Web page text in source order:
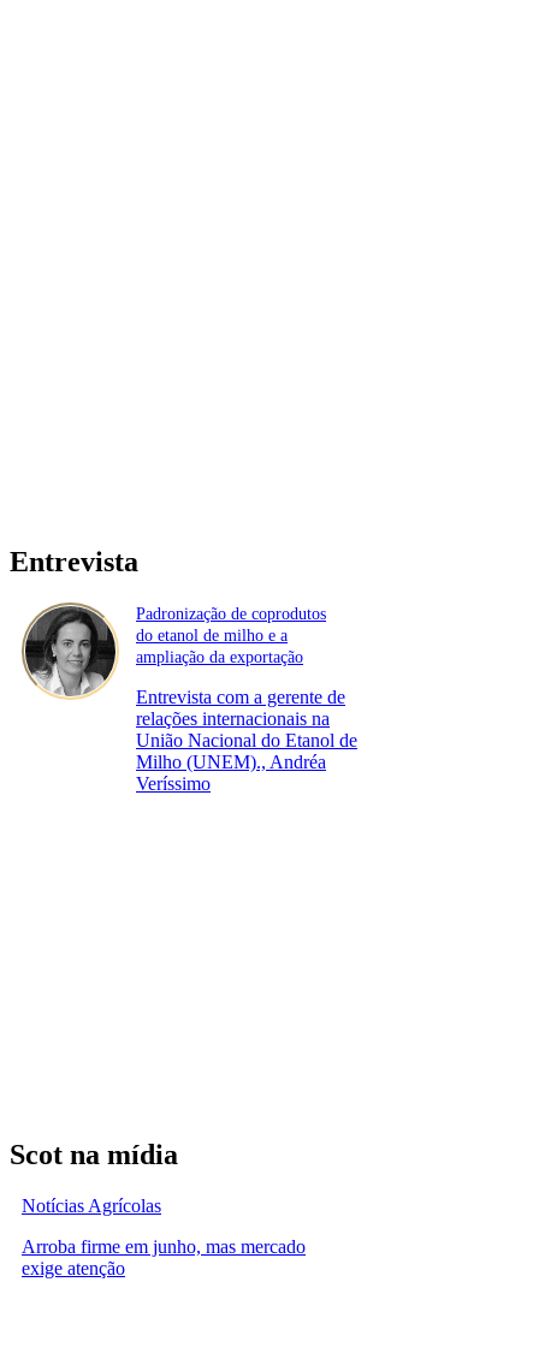
Entrevista
Padronização de coprodutos
do etanol de milho e a
ampliação da exportação
Entrevista com a gerente de
relações internacionais na
União Nacional do Etanol de
Milho (UNEM)., Andréa
Veríssimo
Scot na mídia
Notícias Agrícolas
Arroba firme em junho, mas mercado
exige atenção